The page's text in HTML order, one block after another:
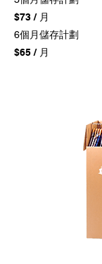
$73 / 月
6個月儲存計劃
$65 / 月